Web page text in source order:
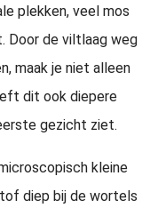
plekken, veel mos
Door de viltlaag weg
maak je niet alleen
dit ook diepere
gezicht ziet.
kleine
diep bij de wortels